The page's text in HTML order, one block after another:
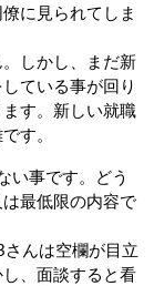
に見られてしま
しかし、まだ新
ている事が回り
す。新しい就職
す。
い事です。どう
最低限の内容で
んは空欄が目立
、面談すると看